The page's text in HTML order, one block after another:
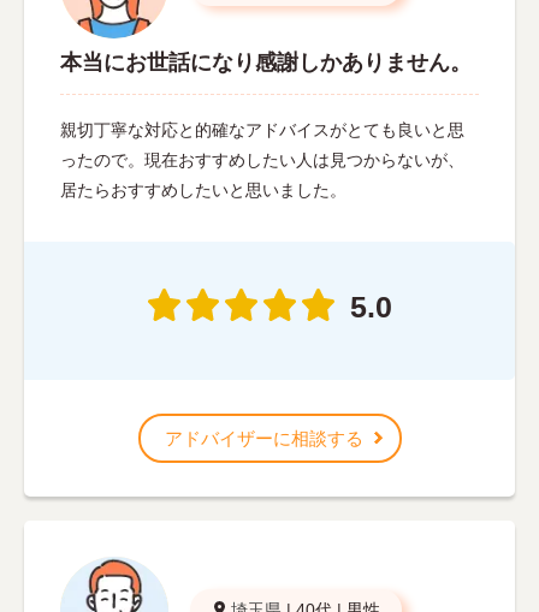
本当にお世話になり感謝しかありません。
親切丁寧な対応と的確なアドバイスがとても良いと思
ったので。現在おすすめしたい人は見つからないが、
居たらおすすめしたいと思いました。
5.0
アドバイザーに相談する